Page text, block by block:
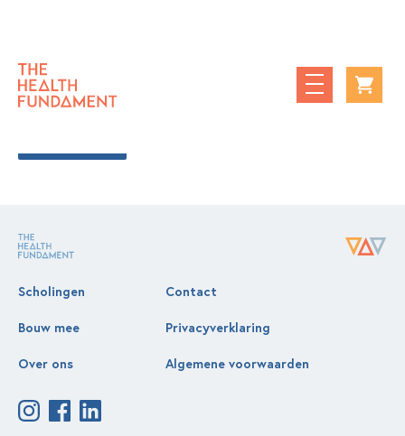
Je winkelwagen is momenteel leeg.
Scholingen
Bouw mee
Over ons
Contact
Privacyverklaring
Algemene voorwaarden